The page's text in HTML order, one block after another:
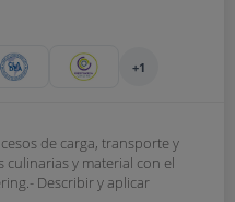
+1
de carga, transporte y
culinarias y material con el
Describir y aplicar